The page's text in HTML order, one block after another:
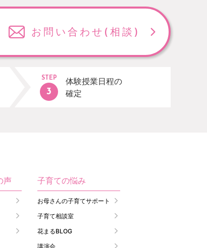
お問い合わせ (相談)
STEP
体験授業日程の
確定
声 子育ての悩み
お母さんの子育てサポート
子育て相談室
花まるBLOG
講演会